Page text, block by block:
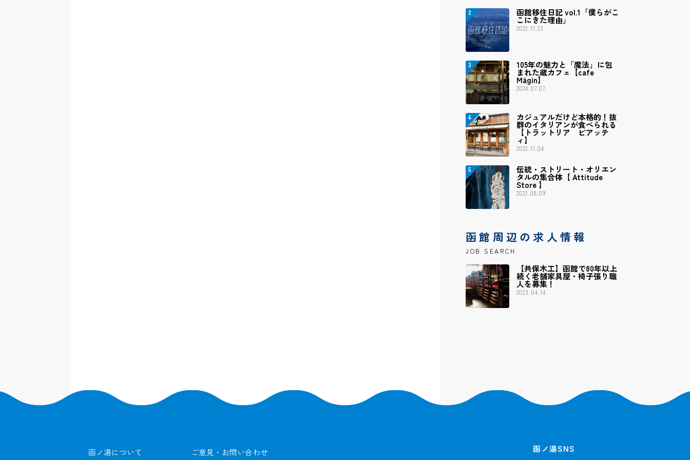
函館移住日記 vol.1「僕らがこ
こにきた理由」
2022.11.23
105年の魅力と「魔法」に包
まれた蔵カフェ【cafe
Mägin】
2024.07.07
カジュアルだけど本格的！抜
群のイタリアンが食べられる
【トラットリア ピアッテ
ィ】
2022.11.04
伝統・ストリート・オリエン
タルの集合体【 Attitude
Store 】
2022.08.09
函館周辺の求人情報
JOB SEARCH
【共保木工】函館で80年以上
続く老舗家具屋・椅子張り職
人を募集！
2023.04.14
函ノ湯について ご意見・お問い合わせ 函ノ湯SNS